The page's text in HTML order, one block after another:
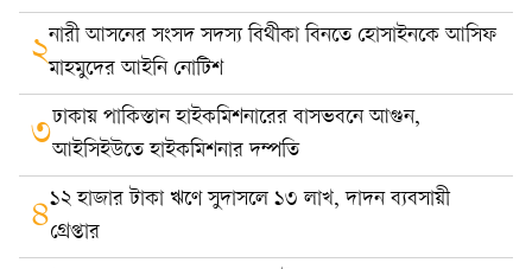
২নারী আসনের সংসদ সদস্য বিথীকা বিনতে হোসাইনকে আসিফ
মাহমুদের আইনি নোটিশ
৩ঢাকায় পাকিস্তান হাইকমিশনারের বাসভবনে আগুন,
আইসিইউতে হাইকমিশনার দম্পতি
৪১২ হাজার টাকা ঋণে সুদাসলে ১৩ লাখ, দাদন ব্যবসায়ী
গ্রেপ্তার